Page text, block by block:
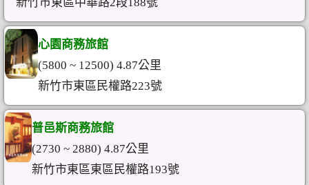
心園商務旅館
(5800 ~ 12500) 4.87公里
新竹市東區民權路223號
普邑斯商務旅館
(2730 ~ 2880) 4.87公里
新竹市東區東區民權路193號